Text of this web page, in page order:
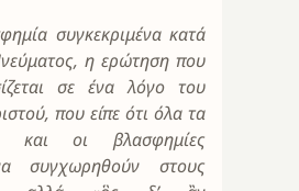
συγκεκριμένα κατά
η ερώτηση που
σε ένα λόγο του
που είπε ότι όλα τα
και οι βλασφημίες
συγχωρηθούν στους